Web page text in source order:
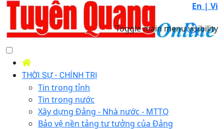
En | Vi
Toggle main menu visibility
THỜI SỰ - CHÍNH TRỊ
Tin trong tỉnh
Tin trong nước
Xây dựng Đảng - Nhà nước - MTTQ
Bảo vệ nền tảng tư tưởng của Đảng